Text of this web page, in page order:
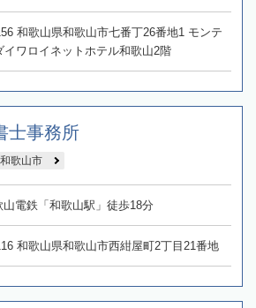
和歌山県和歌山市七番丁26番地1 モンテ
イワロイネットホテル和歌山2階
士事務所
和歌山市
山電鉄「和歌山駅」徒歩18分
和歌山県和歌山市西紺屋町2丁目21番地